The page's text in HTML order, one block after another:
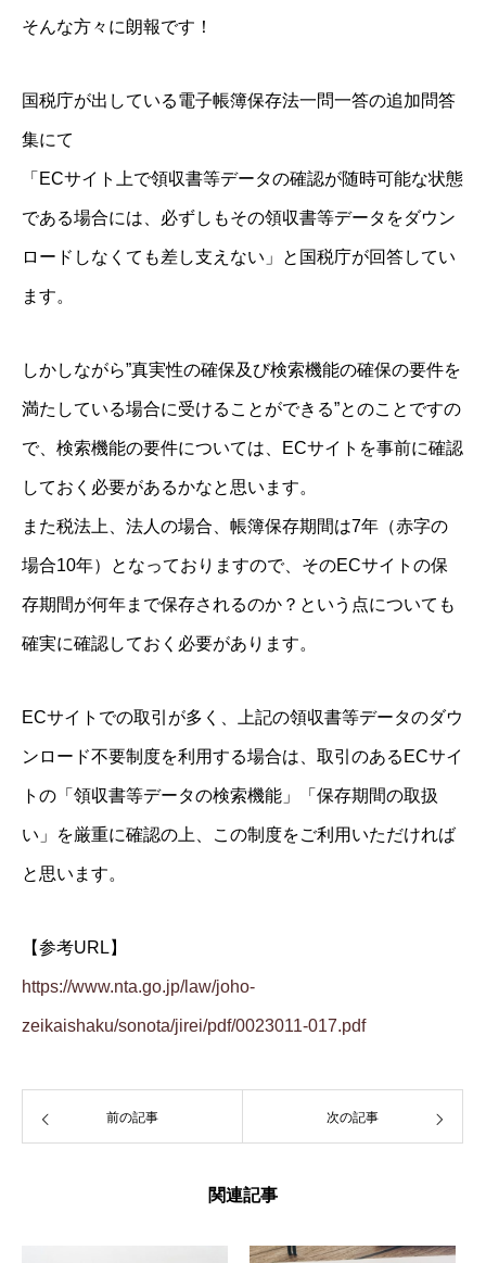
そんな方々に朗報です！
国税庁が出している電子帳簿保存法一問一答の追加問答
集にて
「ECサイト上で領収書等データの確認が随時可能な状態
である場合には、必ずしもその領収書等データをダウン
ロードしなくても差し支えない」と国税庁が回答してい
ます。
しかしながら”真実性の確保及び検索機能の確保の要件を
満たしている場合に受けることができる”とのことですの
で、検索機能の要件については、ECサイトを事前に確認
しておく必要があるかなと思います。
また税法上、法人の場合、帳簿保存期間は7年（赤字の
場合10年）となっておりますので、そのECサイトの保
存期間が何年まで保存されるのか？という点についても
確実に確認しておく必要があります。
ECサイトでの取引が多く、上記の領収書等データのダウ
ンロード不要制度を利用する場合は、取引のあるECサイ
トの「領収書等データの検索機能」「保存期間の取扱
い」を厳重に確認の上、この制度をご利用いただければ
と思います。
【参考URL】
https://www.nta.go.jp/law/joho-
zeikaishaku/sonota/jirei/pdf/0023011-017.pdf
前の記事 次の記事
関連記事